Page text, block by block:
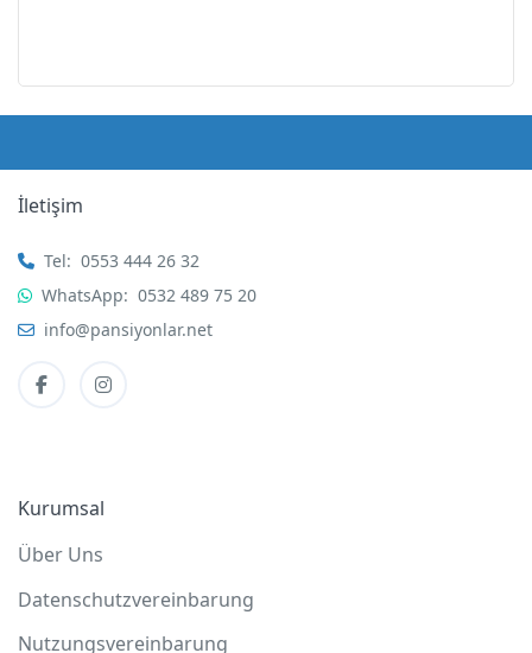
İletişim
Tel: 0553 444 26 32
WhatsApp: 0532 489 75 20
info@pansiyonlar.net
Kurumsal
Über Uns
Datenschutzvereinbarung
Nutzungsvereinbarung